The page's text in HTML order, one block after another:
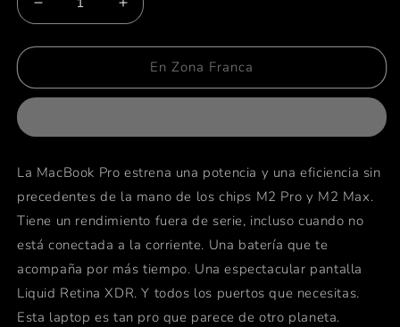
Reducir
cantidad
para
Pro
Chip
Pro
(2023)
-
RAM
16GB
-
1TB
SSD
Aumentar
cantidad
para
MacBook
Pro
Chip
Pro
(2023)
-
RAM
16GB
-
1TB
SSD
En Zona Franca
La MacBook Pro estrena una potencia y una eficiencia sin
precedentes de la mano de los chips M2 Pro y M2 Max.
Tiene un rendimiento fuera de serie, incluso cuando no
está conectada a la corriente. Una batería que te
acompaña por más tiempo. Una espectacular pantalla
Liquid Retina XDR. Y todos los puertos que necesitas.
Esta laptop es tan pro que parece de otro planeta.